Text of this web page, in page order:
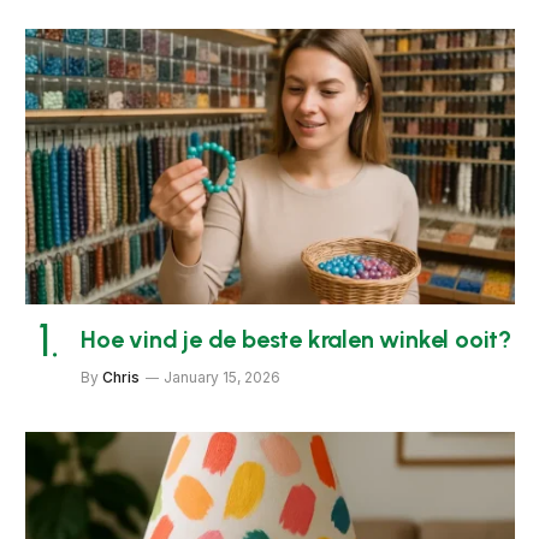
Hoe vind je de beste kralen winkel ooit?
By Chris January 15, 2026